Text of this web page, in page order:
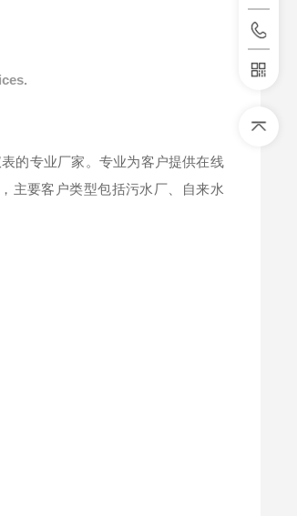
的专业厂家。专业为客户提供在线
主要客户类型包括污水厂、自来水